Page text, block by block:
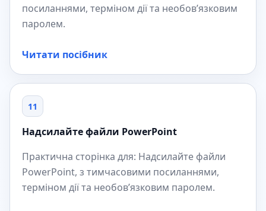
посиланнями, терміном дії та необов’язковим
паролем.
Читати посібник
11
Надсилайте файли PowerPoint
Практична сторінка для: Надсилайте файли
PowerPoint, з тимчасовими посиланнями,
терміном дії та необов’язковим паролем.